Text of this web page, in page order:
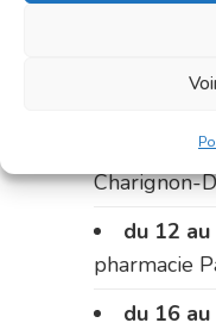
du 9 au
Carnus
Le 12
Charignon-
du 12
pharmacie
du 16